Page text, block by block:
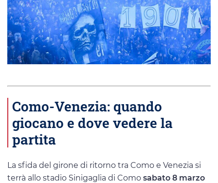
Como-Venezia: quando
giocano e dove vedere la
partita
La sfida del girone di ritorno tra Como e Venezia si
terrà allo stadio Sinigaglia di Como sabato 8 marzo